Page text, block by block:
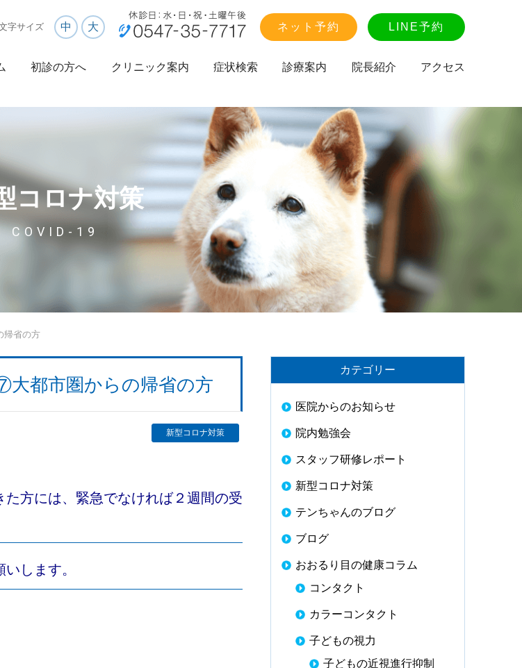
字サイズ 中 大 ネット予約 LINE予約
初診の方へ クリニック案内 症状検索 診療案内 院長紹介 アクセス
コロナ対策
COVID-19
帰省の方
大都市圏からの帰省の方
新型コロナ対策
方には、緊急でなければ２週間の受
します。
カテゴリー
医院からのお知らせ
院内勉強会
スタッフ研修レポート
新型コロナ対策
テンちゃんのブログ
ブログ
おおるり目の健康コラム
コンタクト
カラーコンタクト
子どもの視力
子どもの近視進行抑制